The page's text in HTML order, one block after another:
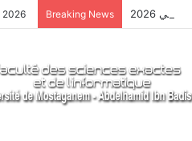
2026 Breaking News 2026